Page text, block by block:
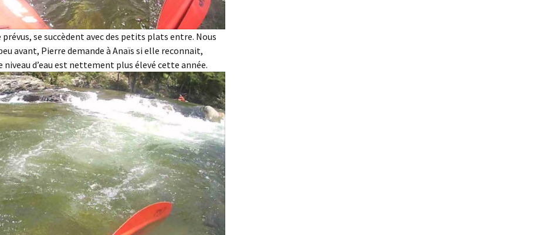
se succèdent avec des petits plats entre. Nous
avant, Pierre demande à Anaïs si elle reconnait,
niveau d’eau est nettement plus élevé cette année.